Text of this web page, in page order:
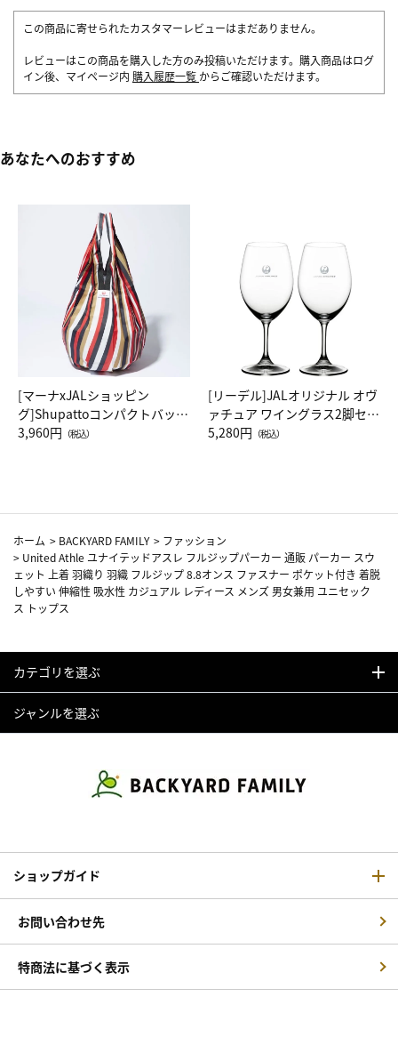
この商品に寄せられたカスタマーレビューはまだありません。
レビューはこの商品を購入した方のみ投稿いただけます。購入商品はログ
イン後、マイページ内 購入履歴一覧 からご確認いただけます。
あなたへのおすすめ
[マーナxJALショッピン
グ]Shupattoコンパクトバッグ
Drop JAL客室乗務員（LC）ス
3,960円 （税込）
[リーデル]JALオリジナル オヴ
ァチュア ワイングラス2脚セッ
ト（レッドワイン）
5,280円 （税込）
ホーム > BACKYARD FAMILY > ファッション
> United Athle ユナイテッドアスレ フルジップパーカー 通販 パーカー スウ
ェット 上着 羽織り 羽織 フルジップ 8.8オンス ファスナー ポケット付き 着脱
しやすい 伸縮性 吸水性 カジュアル レディース メンズ 男女兼用 ユニセック
ス トップス
カテゴリを選ぶ
ジャンルを選ぶ
ショップガイド
お問い合わせ先
特商法に基づく表示